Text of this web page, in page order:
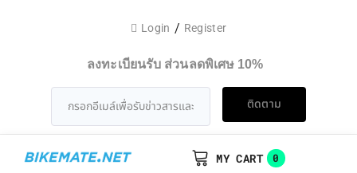
ลงทะเบียนรับ ส่วนลดพิเศษ 10%
ติดตาม
Login / Register
MY CART 0